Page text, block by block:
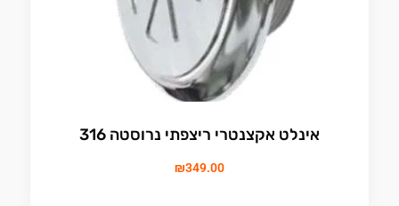
אינלט אקצנטרי ריצפתי נרוסטה 316
₪349.00